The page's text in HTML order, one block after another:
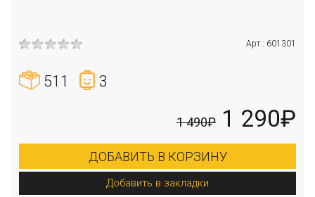
Арт.: 601301
511 3
1 490₽ 1 290₽
ДОБАВИТЬ В КОРЗИНУ
Добавить в закладки